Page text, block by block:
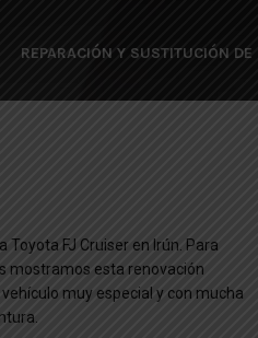
REPARACIÓN Y SUSTITUCIÓN
FJ Cruiser en Irún. Para
mostramos esta renovación
muy especial y con mucha